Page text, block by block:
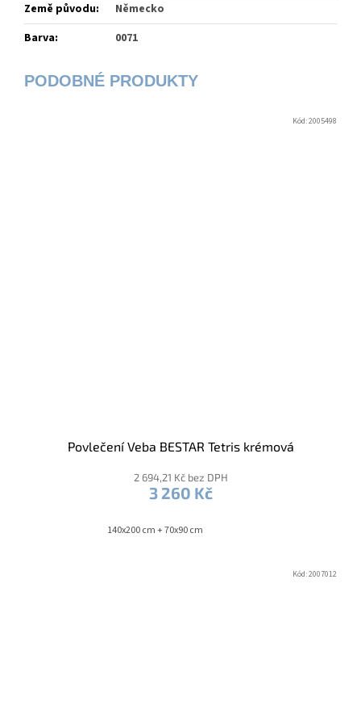
Země původu:
Německo
Barva: 0071
Povlečení Veba BESTAR Tetris krémová
2 694,21 Kč bez DPH
3 260 Kč
140x200 cm + 70x90 cm
Kód:2005498
Kód:2007012